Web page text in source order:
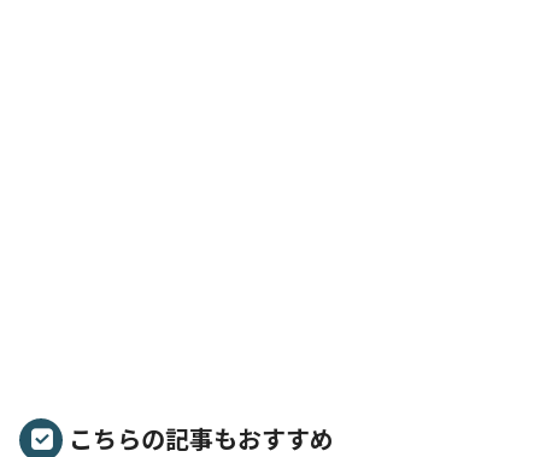
こちらの記事もおすすめ